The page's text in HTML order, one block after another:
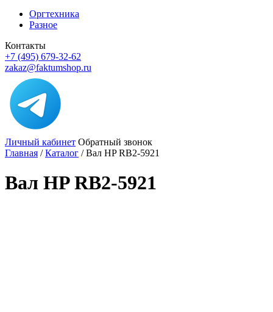
Оргтехника
Разное
Контакты
+7 (495) 679-32-62
zakaz@faktumshop.ru
Личный кабинет Обратный звонок
Главная /Каталог /Вал HP RB2-5921
Вал HP RB2-5921